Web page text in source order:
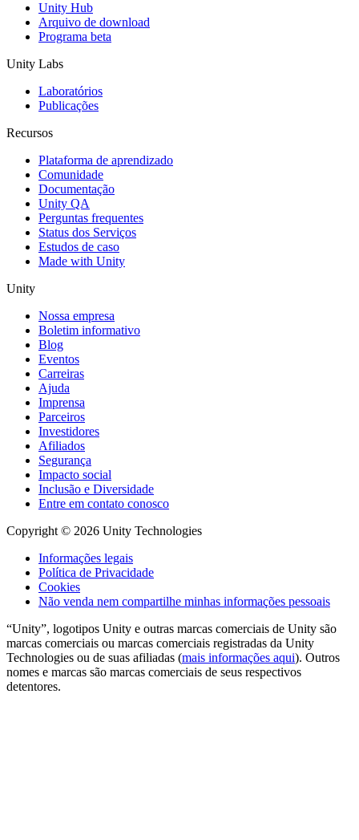
Unity Hub
Arquivo de download
Programa beta
Unity Labs
Laboratórios
Publicações
Recursos
Plataforma de aprendizado
Comunidade
Documentação
Unity QA
Perguntas frequentes
Status dos Serviços
Estudos de caso
Made with Unity
Unity
Nossa empresa
Boletim informativo
Blog
Eventos
Carreiras
Ajuda
Imprensa
Parceiros
Investidores
Afiliados
Segurança
Impacto social
Inclusão e Diversidade
Entre em contato conosco
Copyright © 2026 Unity Technologies
Informações legais
Política de Privacidade
Cookies
Não venda nem compartilhe minhas informações pessoais
“Unity”, logotipos Unity e outras marcas comerciais de Unity são
marcas comerciais ou marcas comerciais registradas da Unity
Technologies ou de suas afiliadas (mais informações aqui). Outros
nomes e marcas são marcas comerciais de seus respectivos
detentores.